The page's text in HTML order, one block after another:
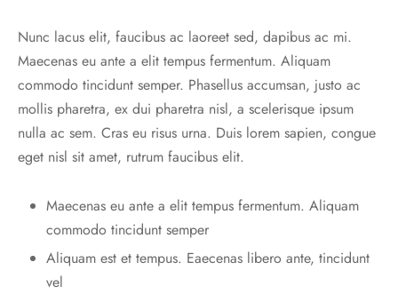
Nunc lacus elit, faucibus ac laoreet sed, dapibus ac mi.
Maecenas eu ante a elit tempus fermentum. Aliquam
commodo tincidunt semper. Phasellus accumsan, justo ac
mollis pharetra, ex dui pharetra nisl, a scelerisque ipsum
nulla ac sem. Cras eu risus urna. Duis lorem sapien, congue
eget nisl sit amet, rutrum faucibus elit.
Maecenas eu ante a elit tempus fermentum. Aliquam
commodo tincidunt semper
Aliquam est et tempus. Eaecenas libero ante, tincidunt
vel